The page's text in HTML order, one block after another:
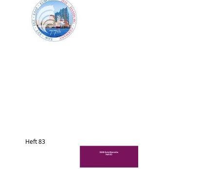
Heft 83